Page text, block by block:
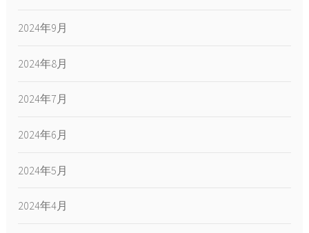
2024年9月
2024年8月
2024年7月
2024年6月
2024年5月
2024年4月